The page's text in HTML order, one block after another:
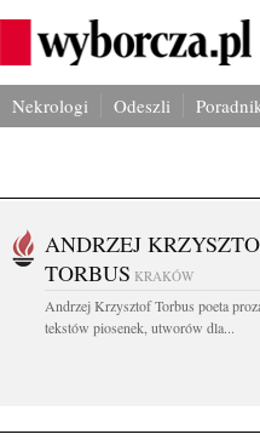
Nekrologi Odeszli
ANDRZEJ
TORBUS KRAKÓW
Andrzej Krzysztof Torbus poeta
tekstów piosenek, utworów dla...